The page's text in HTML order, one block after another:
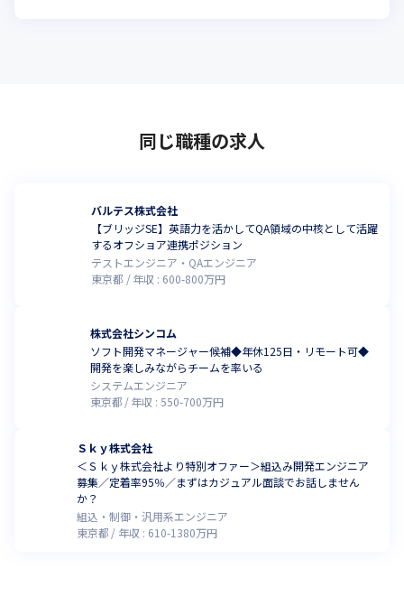
同じ職種の求人
バルテス株式会社
【ブリッジSE】英語力を活かしてQA領域の中核として活躍
するオフショア連携ポジション
テストエンジニア・QAエンジニア
東京都
年収 : 600-800万円
株式会社シンコム
ソフト開発マネージャー候補◆年休125日・リモート可◆
開発を楽しみながらチームを率いる
システムエンジニア
東京都
年収 :550-700万円
Ｓｋｙ株式会社
＜Ｓｋｙ株式会社より特別オファー＞組込み開発エンジニア
募集／定着率95％／まずはカジュアル面談でお話しません
か？
組込・制御・汎用系エンジニア
東京都
年収 : 610-1380万円